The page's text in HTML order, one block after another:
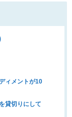
ィメントが10
貸切りにして